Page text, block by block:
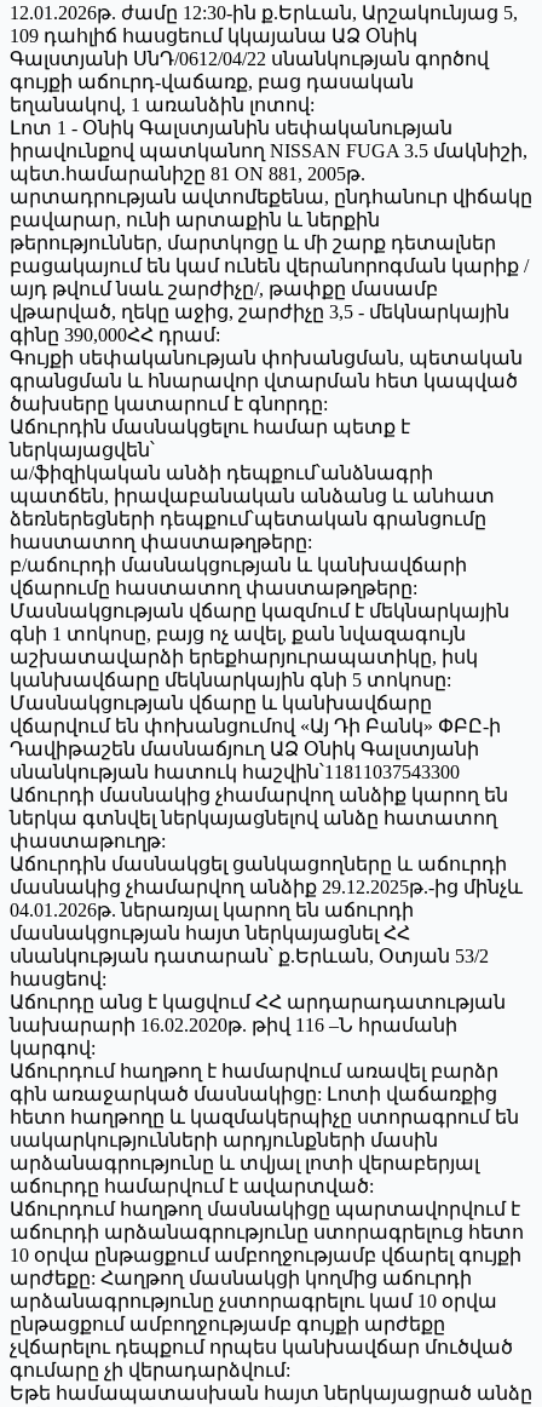
12.01.2026թ. ժամը 12:30-ին ք.Երևան, Արշակունյաց 5,
109 դահլիճ հասցեում կկայանա ԱՁ Օնիկ
Գալստյանի ՍնԴ/0612/04/22 սնանկության գործով
գույքի աճուրդ-վաճառք, բաց դասական
եղանակով, 1 առանձին լոտով:
Լոտ 1 - Օնիկ Գալստյանին սեփականության
իրավունքով պատկանող NISSAN FUGA 3.5 մակնիշի,
պետ.համարանիշը 81 ON 881, 2005թ.
արտադրության ավտոմեքենա, ընդհանուր վիճակը
բավարար, ունի արտաքին և ներքին
թերություններ, մարտկոցը և մի շարք դետալներ
բացակայում են կամ ունեն վերանորոգման կարիք /
այդ թվում նաև շարժիչը/, թափքը մասամբ
վթարված, ղեկը աջից, շարժիչը 3,5 - մեկնարկային
գինը 390,000ՀՀ դրամ:
Գույքի սեփականության փոխանցման, պետական
գրանցման և հնարավոր վտարման հետ կապված
ծախսերը կատարում է գնորդը:
Աճուրդին մասնակցելու համար պետք է
ներկայացվեն՝
ա/ֆիզիկական անձի դեպքում՝անձնագրի
պատճեն, իրավաբանական անձանց և անհատ
ձեռներեցների դեպքում՝պետական գրանցումը
հաստատող փաստաթղթերը:
բ/աճուրդի մասնակցության և կանխավճարի
վճարումը հաստատող փաստաթղթերը:
Մասնակցության վճարը կազմում է մեկնարկային
գնի 1 տոկոսը, բայց ոչ ավել, քան նվազագույն
աշխատավարձի երեքհարյուրապատիկը, իսկ
կանխավճարը մեկնարկային գնի 5 տոկոսը:
Մասնակցության վճարը և կանխավճարը
վճարվում են փոխանցումով «Այ Դի Բանկ» ՓԲԸ-ի
Դավիթաշեն մասնաճյուղ ԱՁ Օնիկ Գալստյանի
սնանկության հատուկ հաշվին՝11811037543300
Աճուրդի մասնակից չհամարվող անձիք կարող են
ներկա գտնվել ներկայացնելով անձը հատատող
փաստաթուղթ:
Աճուրդին մասնակցել ցանկացողները և աճուրդի
մասնակից չհամարվող անձիք 29.12.2025թ.-ից մինչև
04.01.2026թ. ներառյալ կարող են աճուրդի
մասնակցության հայտ ներկայացնել ՀՀ
սնանկության դատարան՝ ք.Երևան, Օտյան 53/2
հասցեով:
Աճուրդը անց է կացվում ՀՀ արդարադատության
նախարարի 16.02.2020թ. թիվ 116 –Ն հրամանի
կարգով:
Աճուրդում հաղթող է համարվում առավել բարձր
գին առաջարկած մասնակիցը: Լոտի վաճառքից
հետո հաղթողը և կազմակերպիչը ստորագրում են
սակարկությունների արդյունքների մասին
արձանագրությունը և տվյալ լոտի վերաբերյալ
աճուրդը համարվում է ավարտված:
Աճուրդում հաղթող մասնակիցը պարտավորվում է
աճուրդի արձանագրությունը ստորագրելուց հետո
10 օրվա ընթացքում ամբողջությամբ վճարել գույքի
արժեքը: Հաղթող մասնակցի կողմից աճուրդի
արձանագրությունը չստորագրելու կամ 10 օրվա
ընթացքում ամբողջությամբ գույքի արժեքը
չվճարելու դեպքում որպես կանխավճար մուծված
գումարը չի վերադարձվում:
Եթե համապատասխան հայտ ներկայացրած անձը